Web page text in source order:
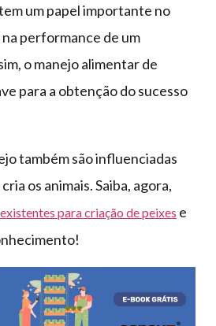
um papel importante no
performance de um
o manejo alimentar de
para a obtenção do sucesso
também são influenciadas
os animais. Saiba, agora,
para criação de peixes e